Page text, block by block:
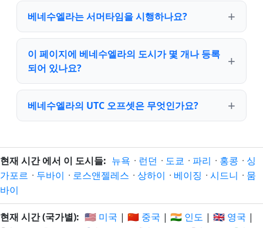
베네수엘라는 서머타임을 시행하나요?
이 페이지에 베네수엘라의 도시가 몇 개나 등록
되어 있나요?
베네수엘라의 UTC 오프셋은 무엇인가요?
현재 시간 에서 이 도시들: 뉴욕 · 런던 · 도쿄 · 파리 · 홍콩 · 싱
가포르 · 두바이 · 로스앤젤레스 · 상하이 · 베이징 · 시드니 · 뭄
바이
현재 시간 (국가별): 🇺🇸 미국 | 🇨🇳 중국 | 🇮🇳 인도 | 🇬🇧 영국 |